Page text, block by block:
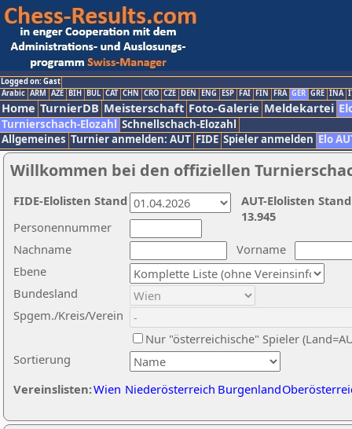
Logged on: Gast
Arabic ARM AZE BIH BUL CAT CHN CRO CZE DEN ENG ESP FAI FIN FRA GER GRE INA
Home TurnierDB Meisterschaft Foto-Galerie Meldekartei
Turnierschach-Elozahl Schnellschach-Elozahl
Allgemeines Turnier anmelden: AUT FIDE Spieler anmelden Elo
Willkommen bei den offiziellen
Nachname
Vorname
Ebene
Sortierung
Personennummer
Bundesland
Spgem./Kreis/Verein
Nur "österreichische" Spieler
Vereinslisten:Wien Niederösterreich Burgenland
AUT-Elolisten
13.945
FIDE-Elolisten Stand